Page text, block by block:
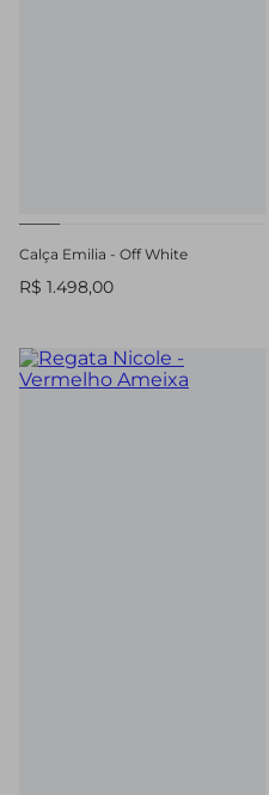
Calça Emilia - Off White
R$ 1.498,00